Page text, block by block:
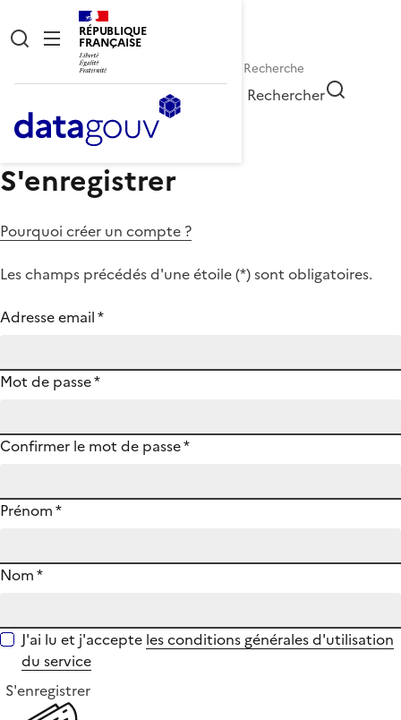
RÉPUBLIQUE
FRANÇAISE
Rechercher
S'enregistrer
Pourquoi créer un compte ?
Les champs précédés d'une étoile (*) sont obligatoires.
Adresse email*
Mot de passe*
Confirmer le mot de passe*
Prénom*
Nom*
J'ai lu et j'accepte les conditions générales d'utilisation
du service
S'enregistrer